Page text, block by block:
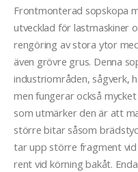
Frontmonterad sopskopa
utvecklad för lastmaskiner
rengöring av stora ytor
även grövre grus. Denna
industriområden, sågverk,
men fungerar också
som utmärker den är att
större bitar såsom
tar upp större fragment
rent vid körning bakåt.